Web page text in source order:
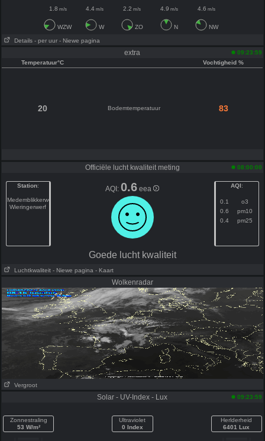
1.8 m/s 4.4 m/s 2.2 m/s 4.9 m/s 4.6 m/s
WZW W ZO N NW
Details - per uur - Niewe pagina
extra
09:23:59
Temperatuur°C
Vochtigheid %
20 Bodemtemperatuur 83
Officiële lucht kwaliteit meting 08:00:00
Station:
Medemblikkerweg
Wieringerwerf
AQI:0.6 eea AQI:
0.1
o3
0.6
pm10
0.4
pm25
Goede lucht kwaliteit
Luchtkwaliteit - Niewe pagina - Kaart
Wolkenradar
Vergroot
Solar - UV-Index - Lux 09:23:59
Zonnestraling
53 W/m²
Ultraviolet
0 Index
Herlderheid
6401 Lux